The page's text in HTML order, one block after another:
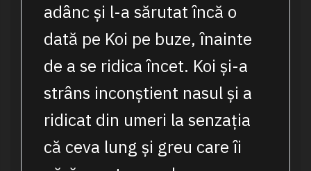
adânc și l-a sărutat încă o
dată pe Koi pe buze, înainte
de a se ridica încet. Koi și-a
strâns inconștient nasul și a
ridicat din umeri la senzația
că ceva lung și greu care îi